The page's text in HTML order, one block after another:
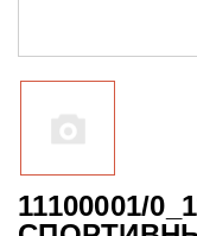
11100001/